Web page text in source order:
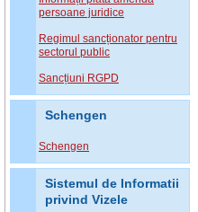
persoane juridice
Regimul sancționator pentru
sectorul public
Sancțiuni RGPD
Schengen
Schengen
Sistemul de Informatii
privind Vizele